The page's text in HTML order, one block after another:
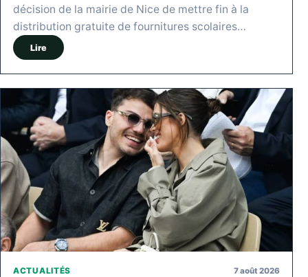
décision de la mairie de Nice de mettre fin à la
distribution gratuite de fournitures scolaires…
Lire
ACTUALITÉS 7 août 2026